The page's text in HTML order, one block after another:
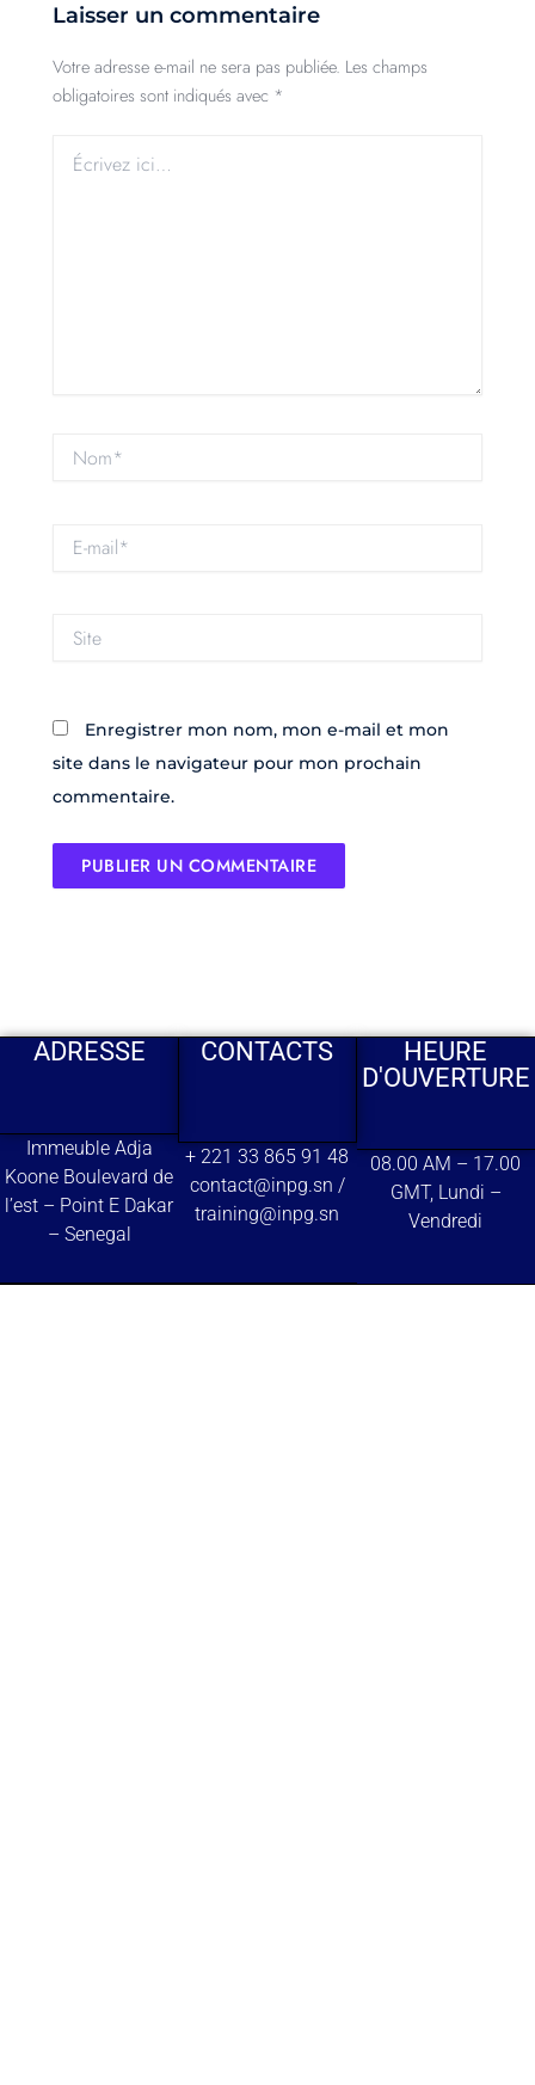
Laisser un commentaire
Votre adresse e-mail ne sera pas publiée. Les champs
obligatoires sont indiqués avec *
Écrivez
Nom*
Site
Enregistrer mon nom, mon e-mail et mon
site dans le navigateur pour mon prochain
commentaire.
ADRESSE
Immeuble Adja
Koone Boulevard de
l’est – Point E Dakar
– Senegal
CONTACTS
+ 221 33 865 91 48
contact@inpg.sn /
training@inpg.sn
HEURE
D'OUVERTURE
08.00 AM – 17.00
GMT, Lundi –
Vendredi